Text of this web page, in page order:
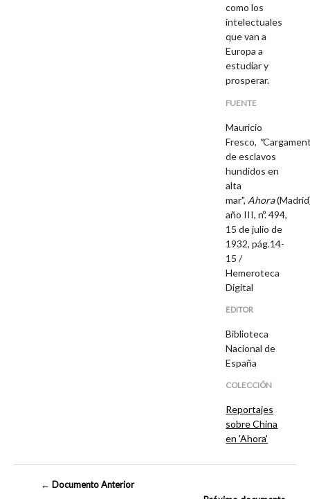
como los
intelectuales
que van a
Europa a
estudiar y
prosperar.
FUENTE
Mauricio
Fresco, "
de esclavos
hundidos en
alta
mar", Ahora
año III, nº. 494,
15 de julio de
1932, pág.14-
15 /
Hemeroteca
Digital
EDITOR
Biblioteca
Nacional de
España
COLECCIÓN
Reportajes
sobre China
en 'Ahora'
← Documento Anterior